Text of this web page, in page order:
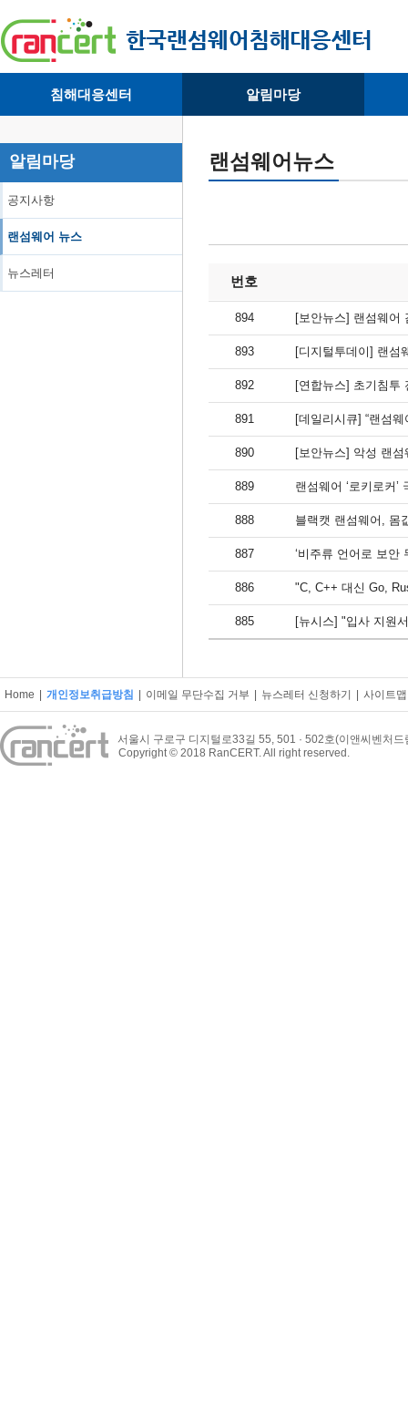
침해대응센터
· 침해피해신고
· 개인정보취급방침
알림마당
· 뉴스레터
알림마당
공지사항
랜섬웨어 뉴스
뉴스레터
랜섬웨어뉴스
번호
894 [보안뉴스] 랜섬웨어
893 [디지털투데이] 랜섬
892 [연합뉴스] 초기침
891 [데일리시큐] “랜섬
890 [보안뉴스] 악성 랜
889 랜섬웨어 ‘로키로커
888 블랙캣 랜섬웨어, 몸
887 ‘비주류 언어로 보
886 "C, C++ 대신 Go,
885 [뉴시스] "입사 지원
Home 개인정보취급방침 이메일 무단수집 거부 뉴스레터 신청하기 사이트맵
서울시 구로구 디지털로33길 55, 501 · 502호(이앤씨벤처드
Copyright © 2018 RanCERT. All right reserved.